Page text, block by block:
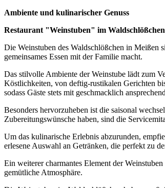
Ambiente und kulinarischer Genuss
Restaurant "Weinstuben" im
Die Weinstuben des Waldschlößchen in Meißen
gemeinsames Essen mit der Familie macht.
Das stilvolle Ambiente der Weinstube lädt zum
Köstlichkeiten, von deftig-rustikalen Gerichten
sodass Gäste stets mit geschmacklich
Besonders hervorzuheben ist die saisonal
Zubereitungswünsche haben, sind die
Um das kulinarische Erlebnis abzurunden,
erlesene Auswahl an Getränken, die perfekt zu
Ein weiterer charmantes Element der
gemütliche Atmosphäre.